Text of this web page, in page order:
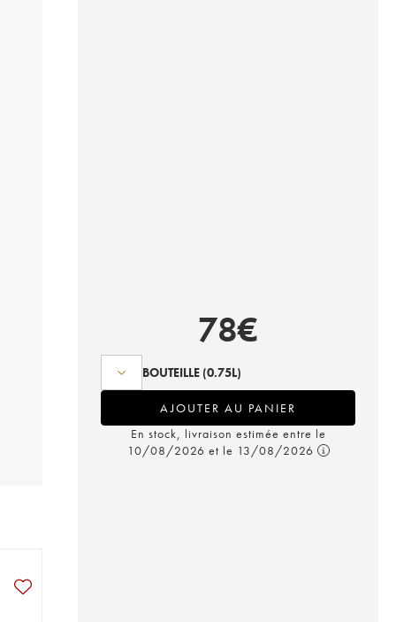
78€
BOUTEILLE (0.75L)
AJOUTER AU PANIER
En stock, livraison estimée entre le
10/08/2026 et le 13/08/2026